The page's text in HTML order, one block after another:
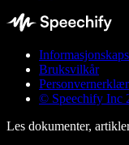
Bruksvilkår
© Speechify Inc
Les dokumenter,